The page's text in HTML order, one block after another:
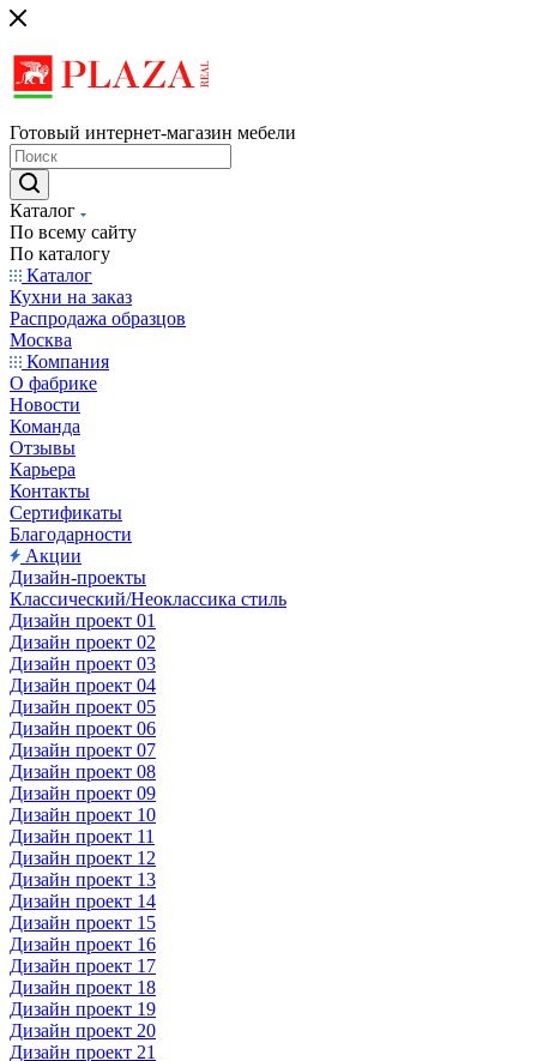
Готовый интернет-магазин мебели
Каталог
По всему сайту
По каталогу
Каталог
Кухни на заказ
Распродажа образцов
Москва
Компания
О фабрике
Новости
Команда
Отзывы
Карьера
Контакты
Сертификаты
Благодарности
Акции
Дизайн-проекты
Классический/Неоклассика стиль
Дизайн проект 01
Дизайн проект 02
Дизайн проект 03
Дизайн проект 04
Дизайн проект 05
Дизайн проект 06
Дизайн проект 07
Дизайн проект 08
Дизайн проект 09
Дизайн проект 10
Дизайн проект 11
Дизайн проект 12
Дизайн проект 13
Дизайн проект 14
Дизайн проект 15
Дизайн проект 16
Дизайн проект 17
Дизайн проект 18
Дизайн проект 19
Дизайн проект 20
Дизайн проект 21